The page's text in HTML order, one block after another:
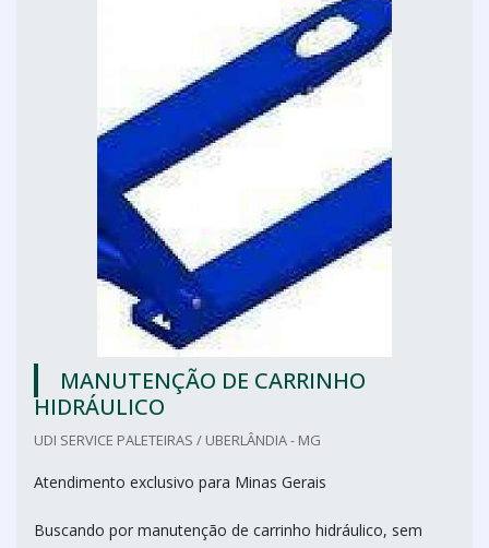
MANUTENÇÃO DE CARRINHO
HIDRÁULICO
UDI SERVICE PALETEIRAS / UBERLÂNDIA - MG
Atendimento exclusivo para Minas Gerais
Buscando por manutenção de carrinho hidráulico, sem